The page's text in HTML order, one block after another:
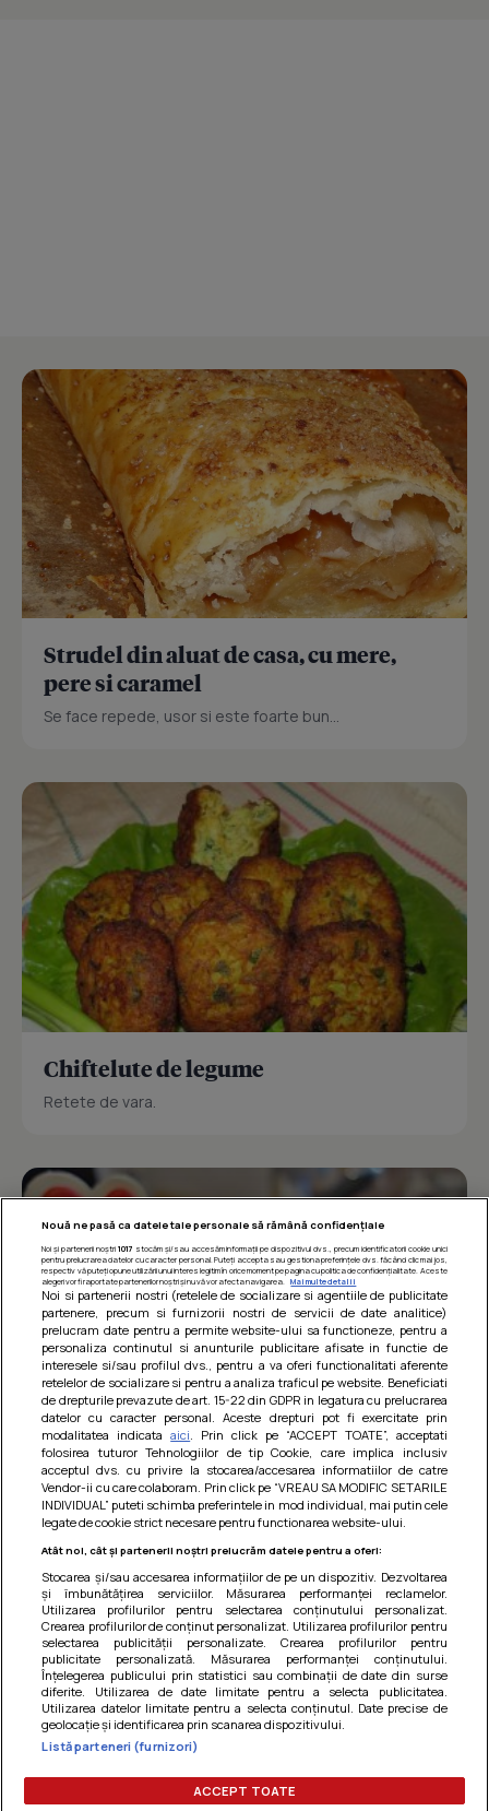
Strudel din aluat de casa, cu mere,
pere si caramel
Se face repede, usor si este foarte bun...
Chiftelute de legume
Retete de vara.
Barcute din vinete cu arpagic rosu
Un deliciu usor de preparat!
Termeni si conditii |
confidentialitate|Gestionați preferințele
Nouă ne pasă ca datele tale personale să rămână confidențiale
Noi și partenerii noștri 1017 stocăm și/sau accesăm informații pe dispozitivul dvs., precum identificatorii cookie unici
pentru prelucrarea datelor cu caracter personal. Puteți accepta sau gestiona preferințele dvs. făcând clic mai jos,
respectiv vă puteți opune utilizării unui interes legitim în orice moment pe pagina cu politica de confidențialitate. Aceste
alegeri vor fi raportate partenerilor noștri și nu vă vor afecta navigarea.
Mai multe detalii
Noi si partenerii nostri (retelele de socializare si agentiile de publicitate
partenere, precum si furnizorii nostri de servicii de date analitice)
prelucram date pentru a permite website-ului sa functioneze, pentru a
personaliza continutul si anunturile publicitare afisate in functie de
interesele si/sau profilul dvs., pentru a va oferi functionalitati aferente
retelelor de socializare si pentru a analiza traficul pe website. Beneficiati
de drepturile prevazute de art. 15-22 din GDPR in legatura cu prelucrarea
datelor cu caracter personal. Aceste drepturi pot fi exercitate prin
modalitatea indicataaici . Prin click pe “ACCEPT TOATE”, acceptati
folosirea tuturor Tehnologiilor de tip Cookie, care implica inclusiv
acceptul dvs. cu privire la stocarea/accesarea informatiilor de catre
Vendor-ii cu care colaboram. Prin click pe “VREAU SA MODIFIC SETARILE
INDIVIDUAL” puteti schimba preferintele in mod individual, mai putin cele
legate de cookie strict necesare pentru functionarea website-ului.
Atât noi, cât și partenerii noștri prelucrăm datele pentru a oferi:
Stocarea și/sau accesarea informațiilor de pe un dispozitiv. Dezvoltarea
și îmbunătățirea serviciilor. Măsurarea performanței reclamelor.
Utilizarea profilurilor pentru selectarea conținutului personalizat.
Crearea profilurilor de conținut personalizat. Utilizarea profilurilor pentru
selectarea publicității personalizate. Crearea profilurilor pentru
publicitate personalizată. Măsurarea performanței conținutului.
Înțelegerea publicului prin statistici sau combinații de date din surse
diferite. Utilizarea de date limitate pentru a selecta publicitatea.
Utilizarea datelor limitate pentru a selecta conținutul. Date precise de
geolocație și identificarea prin scanarea dispozitivului.
Listă parteneri (furnizori)
ACCEPT TOATE